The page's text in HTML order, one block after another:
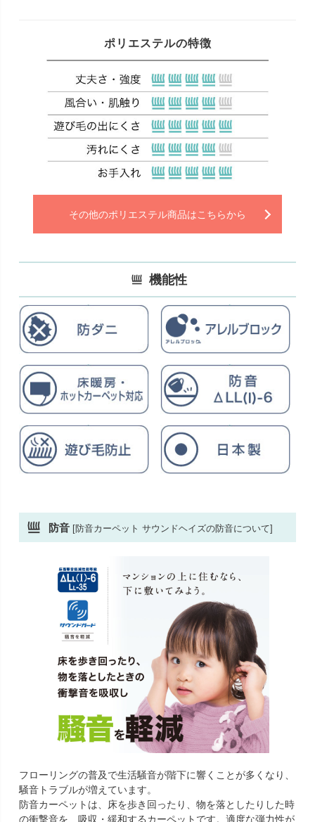
ポリエステルの特徴
その他のポリエステル商品はこちらから
機能性
防音 [防音カーペット サウンドヘイズの防音について]
フローリングの普及で生活騒音が階下に響くことが多くなり、
騒音トラブルが増えています。
防音カーペットは、床を歩き回ったり、物を落としたりした時
の衝撃音を、吸収・緩和するカーペットです。適度な弾力性が